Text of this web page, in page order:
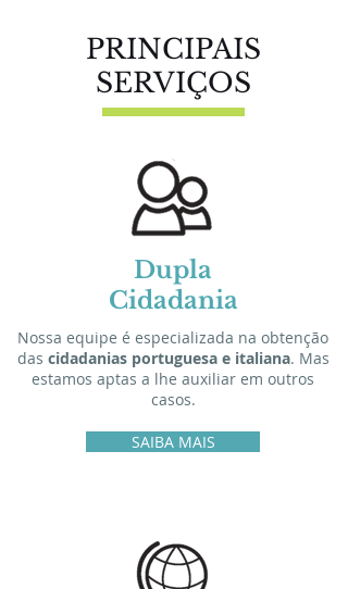
PRINCIPAIS
SERVIÇOS
Dupla
Cidadania
Nossa equipe é especializada na obtenção
das cidadanias portuguesa e italiana. Mas
estamos aptas a lhe auxiliar em outros
casos.
SAIBA MAIS